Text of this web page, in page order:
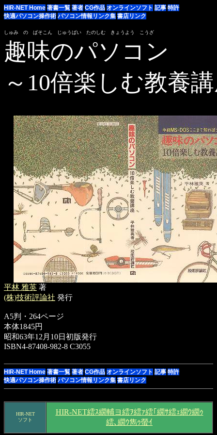
HIR-NET Home 著書一覧 著者 CG作品 オンラインソフト 記事 特許
快適パソコン操作術 パソコン情報リンク集 書店リンク
しゅみ の ぱそこん じゅうばい たのしむ きょうよう こうざ
趣味のパソコン
～10倍楽しむ教養
平林 雅英 著
(株)技術評論社 発行
A5判・ 264ページ
本体1845円
昭和63年12月10日 初版発行
ISBN4-87408-982-8 C3055
HIR-NET Home 著書一覧 著者 CG作品 オンラインソフト 記事 特許
快適パソコン操作術 パソコン情報リンク集 書店リンク
HIR-NET
ソフト
HIR-NET繧ｽ繝輔ヨ繧ｦ繧ｧ繧｢繝ｻ繧ｪ繝ｳ繝ｩ
繧､繝ｳ雋ｩ螢ｲ